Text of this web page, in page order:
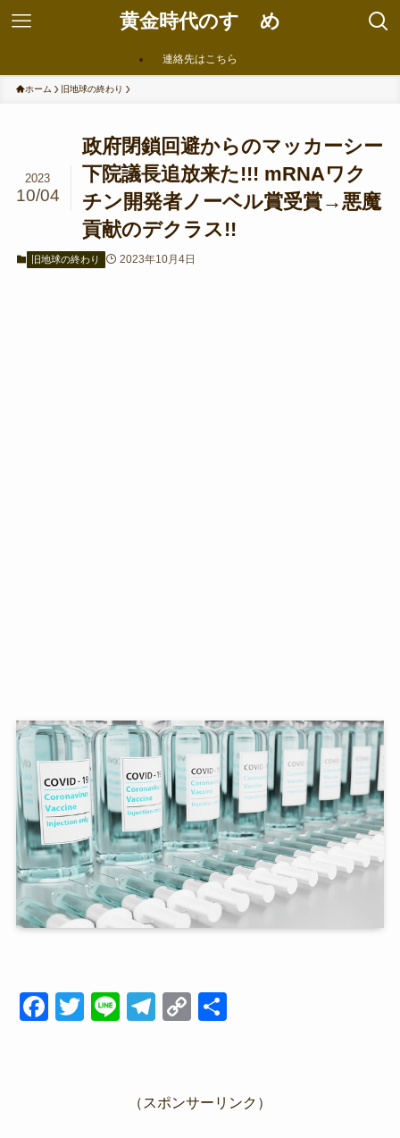
黄金時代のすゝめ
連絡先はこちら
ホーム 旧地球の終わり
政府閉鎖回避からのマッカーシー
下院議長追放来た!!! mRNAワク
チン開発者ノーベル賞受賞→悪魔
貢献のデクラス!!
2023
10/04
旧地球の終わり 2023年10月4日
F
T
Li
T
gr
C
y
Li
（スポンサーリンク）